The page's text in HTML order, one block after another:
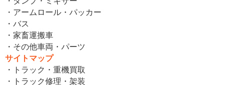
・アームロール・パッカー
・バス
・家畜運搬車
・その他車両・パーツ
サイトマップ
・トラック・重機買取
・トラック修理・架装